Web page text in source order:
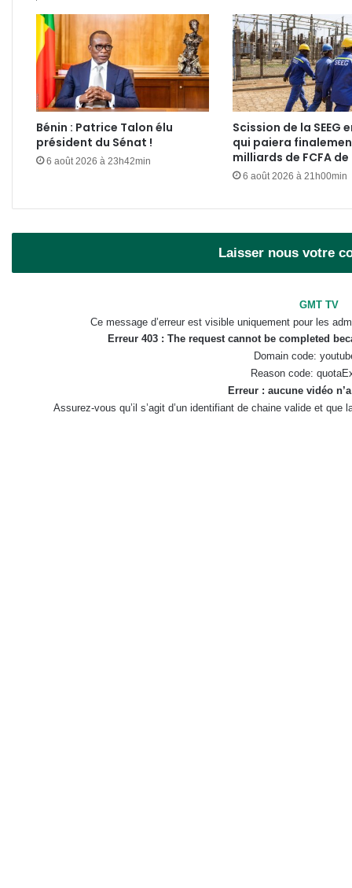
Bénin : Patrice Talon élu
président du Sénat !
6 août 2026 à 23h42min
Scission de la SEEG
qui paiera
milliards de FCFA
6 août 2026 à 21h00min
Laisser nous votre
GMT TV
Ce message d’erreur est visible uniquement pour les
Erreur 403 : The request cannot be completed
Domain code:
Reason code:
Erreur : aucune vidéo
Assurez-vous qu’il s’agit d’un identifiant de chaine valide et